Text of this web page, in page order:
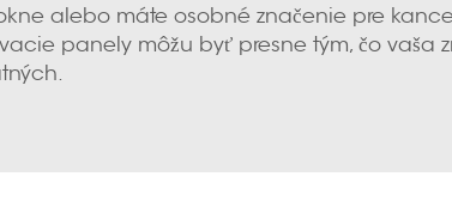
alebo máte osobné značenie pre
panely môžu byť presne tým, čo vaša